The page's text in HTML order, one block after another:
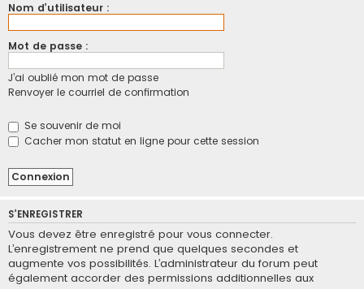
Nom d’utilisateur :
Mot de passe :
J’ai oublié mon mot de passe
Renvoyer le courriel de confirmation
Se souvenir de moi
Cacher mon statut en ligne pour cette session
S’ENREGISTRER
Vous devez être enregistré pour vous connecter.
L’enregistrement ne prend que quelques secondes et
augmente vos possibilités. L’administrateur du forum peut
également accorder des permissions additionnelles aux